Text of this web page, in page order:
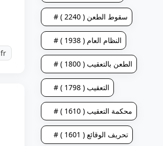
fr
# سقوط الطعن ( 2240 )
# النظام العام ( 1938 )
# الطعن بالتعقيب ( 1800 )
# التعقيب ( 1798 )
# محكمة التعقيب ( 1610 )
# تحريف الوقائع ( 1601 )